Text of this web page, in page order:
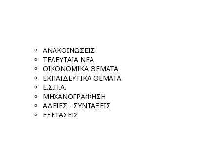
ΑΝΑΚΟΙΝΩΣΕΙΣ
ΤΕΛΕΥΤΑΙΑ ΝΕΑ
ΟΙΚΟΝΟΜΙΚΑ ΘΕΜΑΤΑ
ΕΚΠΑΙΔΕΥΤΙΚΑ ΘΕΜΑΤΑ
Ε.Σ.Π.Α.
ΜΗΧΑΝΟΓΡΑΦΗΣΗ
ΑΔΕΙΕΣ - ΣΥΝΤΑΞΕΙΣ
ΕΞΕΤΑΣΕΙΣ